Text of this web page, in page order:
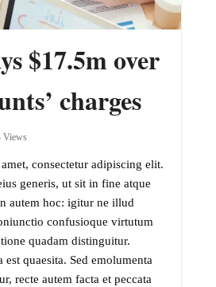
$17.5m over
charges
Views
consectetur adipiscing elit.
generis, ut sit in fine atque
autem hoc: igitur ne illud
confusioque virtutum
quadam distinguitur.
quaesita. Sed emolumenta
recte autem facta et peccata